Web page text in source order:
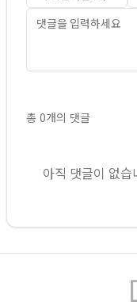
총 0개의 댓글
아직 댓글이 없